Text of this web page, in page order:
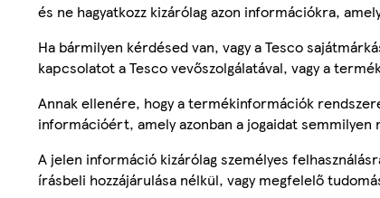
és ne hagyatkozz kizárólag azon információkra,
Ha bármilyen kérdésed van, vagy a Tesco
kapcsolatot a Tesco vevőszolgálatával, vagy a
Annak ellenére, hogy a termékinformációk
információért, amely azonban a jogaidat
A jelen információ kizárólag személyes
írásbeli hozzájárulása nélkül, vagy megfelelő